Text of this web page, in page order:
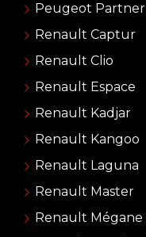
Peugeot Partner
Renault Captur
Renault Clio
Renault Espace
Renault Kadjar
Renault Kangoo
Renault Laguna
Renault Master
Renault Mégane